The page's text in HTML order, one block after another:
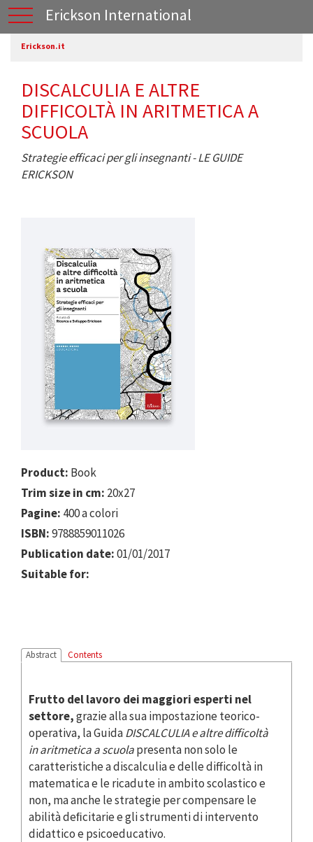
Erickson International
Erickson.it
DISCALCULIA E ALTRE
DIFFICOLTÀ IN ARITMETICA A
SCUOLA
Strategie efficaci per gli insegnanti - LE GUIDE
ERICKSON
Product: Book
Trim size in cm: 20x27
Pagine: 400 a colori
ISBN:9788859011026
Publication date:01/01/2017
Suitable for:
Abstract Contents
Frutto del lavoro dei maggiori esperti nel
settore,grazie alla sua impostazione teorico-
operativa, la GuidaDISCALCULIA e altre difficoltà
in aritmetica a scuolapresenta non solo le
caratteristiche a discalculia e delle difficoltà in
matematica e le ricadute in ambito scolastico e
non, ma anche le strategie per compensare le
abilità deﬁcitarie e gli strumenti di intervento
didattico e psicoeducativo.